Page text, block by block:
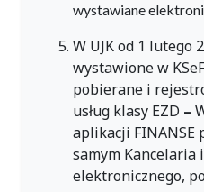
wystawiane
W UJK od 1 lutego
wystawione w
pobierane i
usług klasy EZD –
aplikacji FINANSE
samym
elektronicznego,